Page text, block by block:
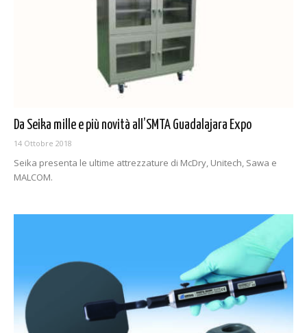
Da Seika mille e più novità all’SMTA Guadalajara Expo
14 Ottobre 2018
Seika presenta le ultime attrezzature di McDry, Unitech, Sawa e
MALCOM.